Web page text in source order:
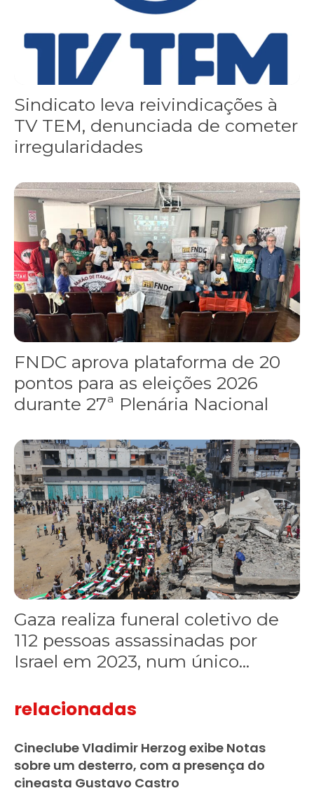
Sindicato leva reivindicações à
TV TEM, denunciada de cometer
irregularidades
FNDC aprova plataforma de 20 pontos para as eleições 2026
FNDC aprova plataforma de 20
pontos para as eleições 2026
durante 27ª Plenária Nacional
Gaza realiza funeral coletivo de 112 pessoas assassinadas por
Gaza realiza funeral coletivo de
112 pessoas assassinadas por
Israel em 2023, num único...
relacionadas
Cineclube Vladimir Herzog exibe Notas
sobre um desterro, com a presença do
cineasta Gustavo Castro